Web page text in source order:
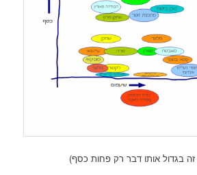
בגדול אותו דבר רק פחות כסף)